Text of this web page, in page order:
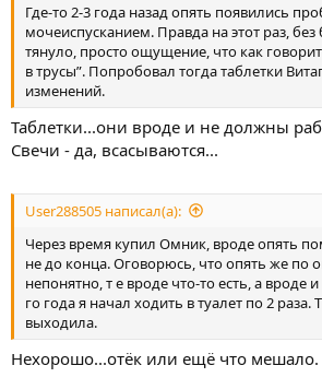
Где-то 2-3 года назад опять появились
мочеиспусканием. Правда на этот раз,
тянуло, просто ощущение, что как
в трусы”. Попробовал тогда таблетки
изменений.
Таблетки...они вроде и не должны
Свечи - да, всасываются...
User288505 написал(а):
Через время купил Омник, вроде опять
не до конца. Оговорюсь, что опять же
непонятно, т е вроде что-то есть, а вроде
го года я начал ходить в туалет по 2
выходила.
Нехорошо...отёк или ещё что мешало.